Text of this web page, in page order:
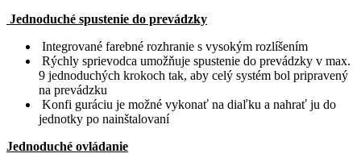
Jednoduché spustenie do prevádzky
Integrované farebné rozhranie s vysokým rozlíšením
Rýchly sprievodca umožňuje spustenie do prevádzky v max.
9 jednoduchých krokoch tak, aby celý systém bol pripravený
na prevádzku
Konfi guráciu je možné vykonať na diaľku a nahrať ju do
jednotky po nainštalovaní
Jednoduché ovládanie